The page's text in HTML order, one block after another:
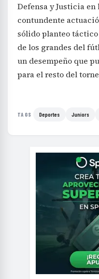
Defensa y Justicia
contundente
sólido planteo
de los grandes del
un desempeño que
para el resto del
TAGS Deportes Juniors